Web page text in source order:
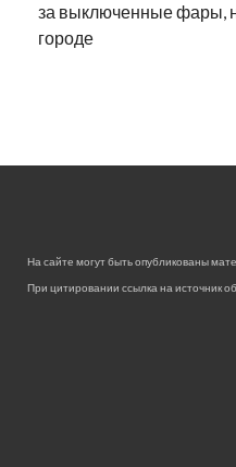
за выключенные фары,
городе
На сайте могут быть опубликованы
При цитировании ссылка на источник